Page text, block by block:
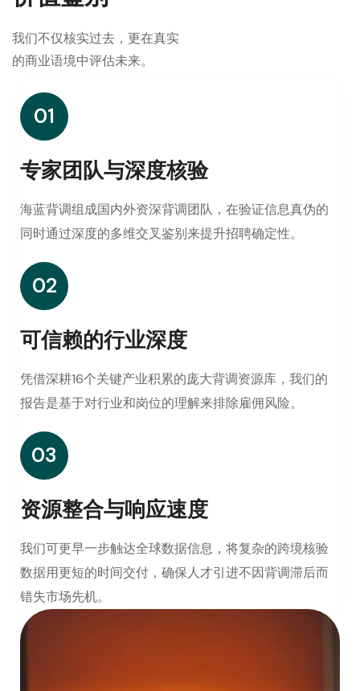
我们不仅核实过去，更在真实
的商业语境中评估未来。
01
专家团队与深度核验
海蓝背调组成国内外资深背调团队，在验证信息真伪的
同时通过深度的多维交叉鉴别来提升招聘确定性。
02
可信赖的行业深度
凭借深耕16个关键产业积累的庞大背调资源库，我们的
报告是基于对行业和岗位的理解来排除雇佣风险。
03
资源整合与响应速度
我们可更早一步触达全球数据信息，将复杂的跨境核验
数据用更短的时间交付，确保人才引进不因背调滞后而
错失市场先机。